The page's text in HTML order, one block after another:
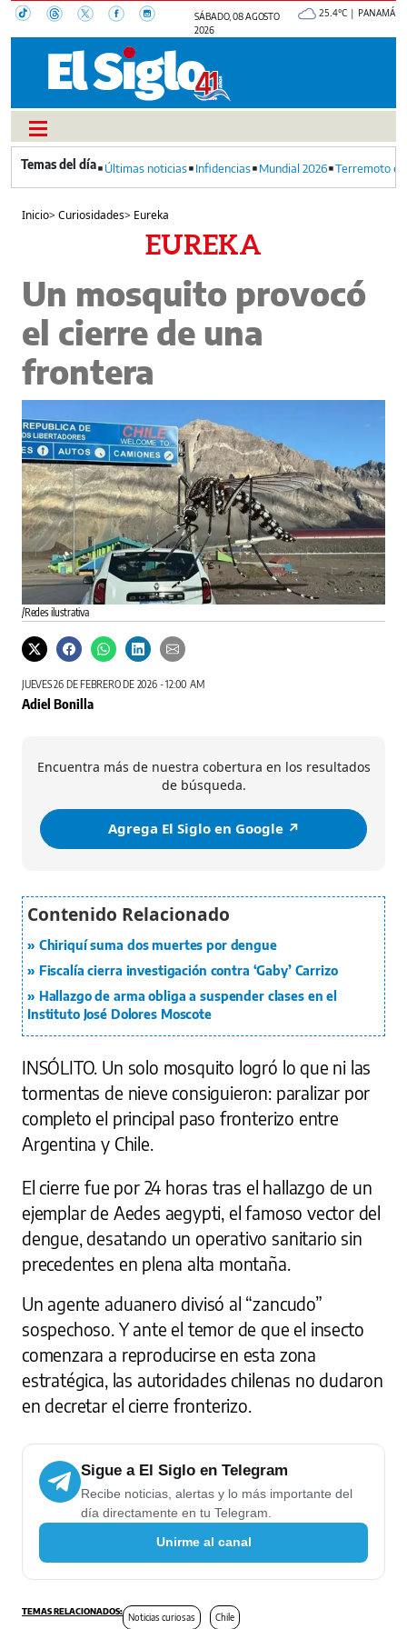
SÁBADO, 08 AGOSTO
2026
25.4°C | PANAMÁ
Últimas noticias Infidencias Mundial 2026 Terremoto
Inicio>Curiosidades> Eureka
EUREKA
Un mosquito provocó
el cierre de una
frontera
/Redes ilustrativa
JUEVES 26 DE FEBRERO DE 2026 - 12:00 AM
Adiel Bonilla
Encuentra más de nuestra cobertura en los resultados
de búsqueda.
Agrega El Siglo en Google ↗️
Chiriquí suma dos muertes por dengue
Fiscalía cierra investigación contra ‘Gaby’ Carrizo
Hallazgo de arma obliga a suspender clases en el
Instituto José Dolores Moscote
INSÓLITO. Un solo mosquito logró lo que ni las
tormentas de nieve consiguieron: paralizar por
completo el principal paso fronterizo entre
Argentina y Chile.
El cierre fue por 24 horas tras el hallazgo de un
ejemplar de Aedes aegypti, el famoso vector del
dengue, desatando un operativo sanitario sin
precedentes en plena alta montaña.
Un agente aduanero divisó al “zancudo”
sospechoso. Y ante el temor de que el insecto
comenzara a reproducirse en esta zona
estratégica, las autoridades chilenas no dudaron
en decretar el cierre fronterizo.
Sigue a El Siglo en Telegram
Recibe noticias, alertas y lo más importante del
día directamente en tu Telegram.
Unirme al canal
Noticias curiosas Chile